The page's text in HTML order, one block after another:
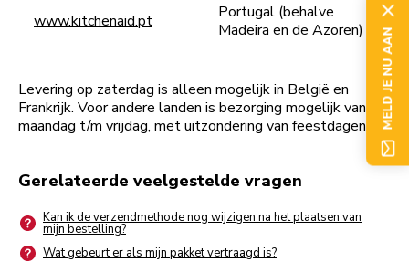
www.kitchenaid.pt
Portugal (behalve
Madeira en de Azoren)
Levering op zaterdag is alleen mogelijk in België en
Frankrijk. Voor andere landen is bezorging mogelijk van
maandag t/m vrijdag, met uitzondering van feestdagen.
Gerelateerde veelgestelde vragen
Kan ik de verzendmethode nog wijzigen na het plaatsen van
mijn bestelling?
Wat gebeurt er als mijn pakket vertraagd is?
MELD JE NU AAN